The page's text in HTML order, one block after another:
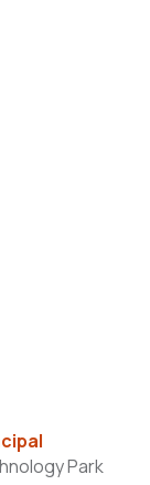
Park